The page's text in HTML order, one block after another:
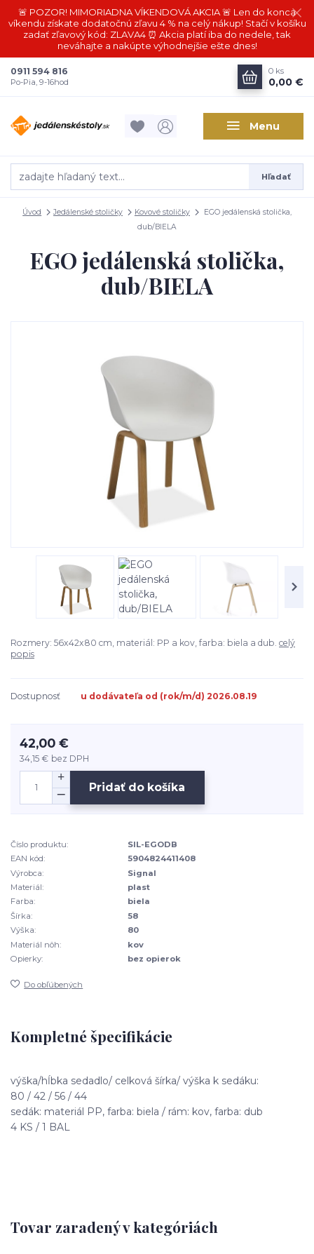
🚨 POZOR! MIMORIADNA VÍKENDOVÁ AKCIA 🚨 Len do konca
víkendu získate dodatočnú zľavu 4 % na celý nákup! Stačí v košíku
zadať zľavový kód: ZLAVA4 ⏰ Akcia platí iba do nedele, tak
neváhajte a nakúpte výhodnejšie ešte dnes!
Menu
Hľadať
0911 594 816
Po-Pia, 9-16hod
0 ks
0,00 €
Úvod Jedálenské stoličky Kovové stoličky
EGO jedálenská stolička,
dub/BIELA
EGO jedálenská stolička,
dub/BIELA
Rozmery: 56x42x80 cm, materiál: PP a kov, farba: biela a dub. celý
popis
Dostupnosť u dodávateľa od (rok/m/d) 2026.08.19
42,00 €
34,15 € bez DPH
Pridať do košíka
Číslo produktu:
SIL-EGODB
EAN kód:
5904824411408
Výrobca:
Signal
Materiál:
plast
Farba:
biela
Šírka:
58
Výška:
80
Materiál nôh:
kov
Opierky:
bez opierok
Do obľúbených
Kompletné špecifikácie
výška/hĺbka sedadlo/ celková šírka/ výška k sedáku:
80 / 42 / 56 / 44
sedák: materiál PP, farba: biela / rám: kov, farba: dub
4 KS / 1 BAL
Tovar zaradený v kategóriách